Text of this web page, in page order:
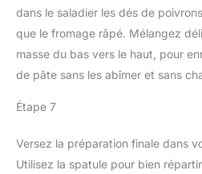
dans le saladier les dés de
que le fromage râpé. Mélangez
masse du bas vers le haut, pour
de pâte sans les abîmer et sans
Étape 7
Versez la préparation finale dans
Utilisez la spatule pour bien